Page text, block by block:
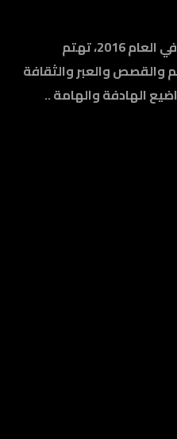
مدونة سودانية تم تأسيسها في العام 2016، تهتم
والقصص والعبر والثقافة
الهادفة والهامة ..